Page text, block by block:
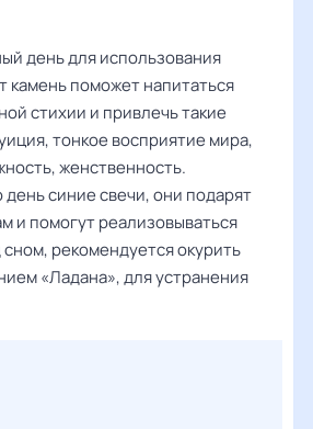
день для использования
камень поможет напитаться
стихии и привлечь такие
тонкое восприятие мира,
женственность.
день синие свечи, они подарят
и помогут реализовываться
рекомендуется окурить
«Ладана», для устранения